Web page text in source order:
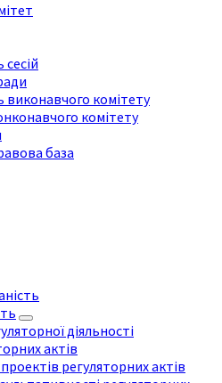
виконавчого комітету
комітету
база
діяльності
актів
регуляторних актів